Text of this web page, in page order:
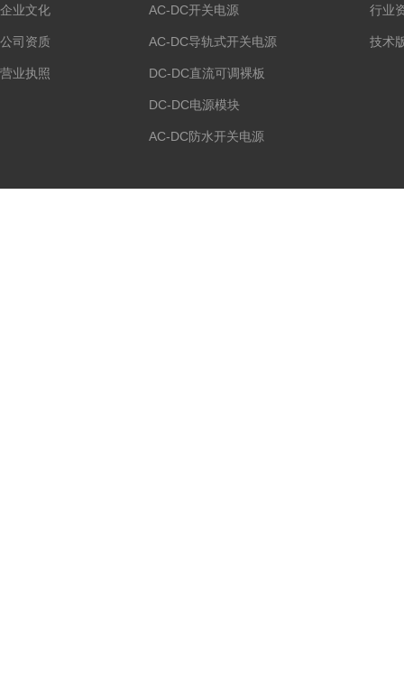
企业文化
公司资质
营业执照
AC-DC开关电源
AC-DC导轨式开关电源
DC-DC直流可调裸板
DC-DC电源模块
AC-DC防水开关电源
行业
技术